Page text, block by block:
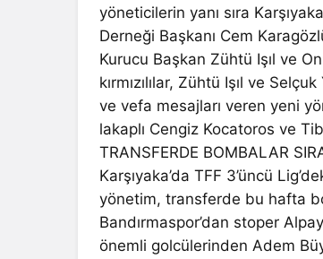
yöneticilerin yanı sıra
Derneği Başkanı Cem
Kurucu Başkan Zühtü Işıl ve
kırmızılılar, Zühtü Işıl ve
ve vefa mesajları veren yeni
lakaplı Cengiz Kocatoros ve
TRANSFERDE BOMBALAR
Karşıyaka’da TFF 3’üncü
yönetim, transferde bu hafta
Bandırmaspor’dan stoper
önemli golcülerinden Adem